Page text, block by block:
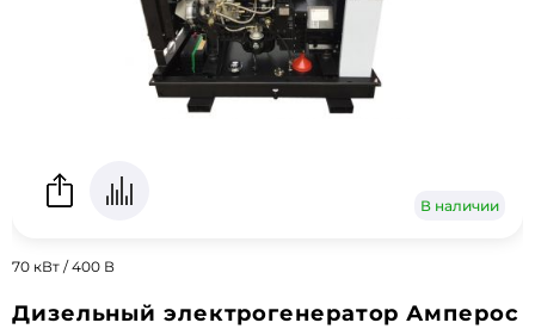
В наличии
70 кВт / 400 В
Дизельный электрогенератор Амперос